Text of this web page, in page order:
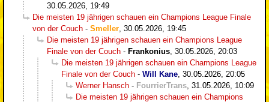
30.05.2026, 19:49
Die meisten 19 jährigen schauen ein Champions League Finale
von der Couch - Smeller 30.05.2026, 19:45
Die meisten 19 jährigen schauen ein Champions League
Finale von der Couch - Frankonius 30.05.2026, 20:03
Die meisten 19 jährigen schauen ein Champions League
Finale von der Couch - Will Kane 30.05.2026, 20:05
Werner Hansch - FourrierTrans 31.05.2026, 10:09
Die meisten 19 jährigen schauen ein Champions